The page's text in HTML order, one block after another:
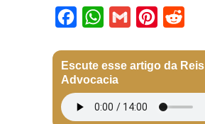
Escute esse artigo da Reis
Advocacia